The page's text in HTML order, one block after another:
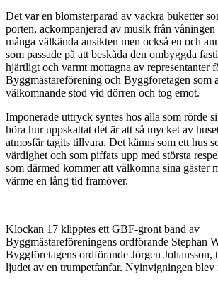
Det var en blomsterparad av vackra buketter
porten, ackompanjerad av musik från
många välkända ansikten men också en och
som passade på att beskåda den ombyggda
hjärtligt och varmt mottagna av representanter
Byggmästareförening och Byggföretagen som
välkomnande stod vid dörren och tog emot.
Imponerade uttryck syntes hos alla som rörde
höra hur uppskattat det är att så mycket av
atmosfär tagits tillvara. Det känns som ett hus
värdighet och som piffats upp med största
som därmed kommer att välkomna sina gäster
värme en lång tid framöver.
Klockan 17 klipptes ett GBF-grönt band av
Byggmästareföreningens ordförande Stephan
Byggföretagens ordförande Jörgen Johansson,
ljudet av en trumpetfanfar. Nyinvigningen